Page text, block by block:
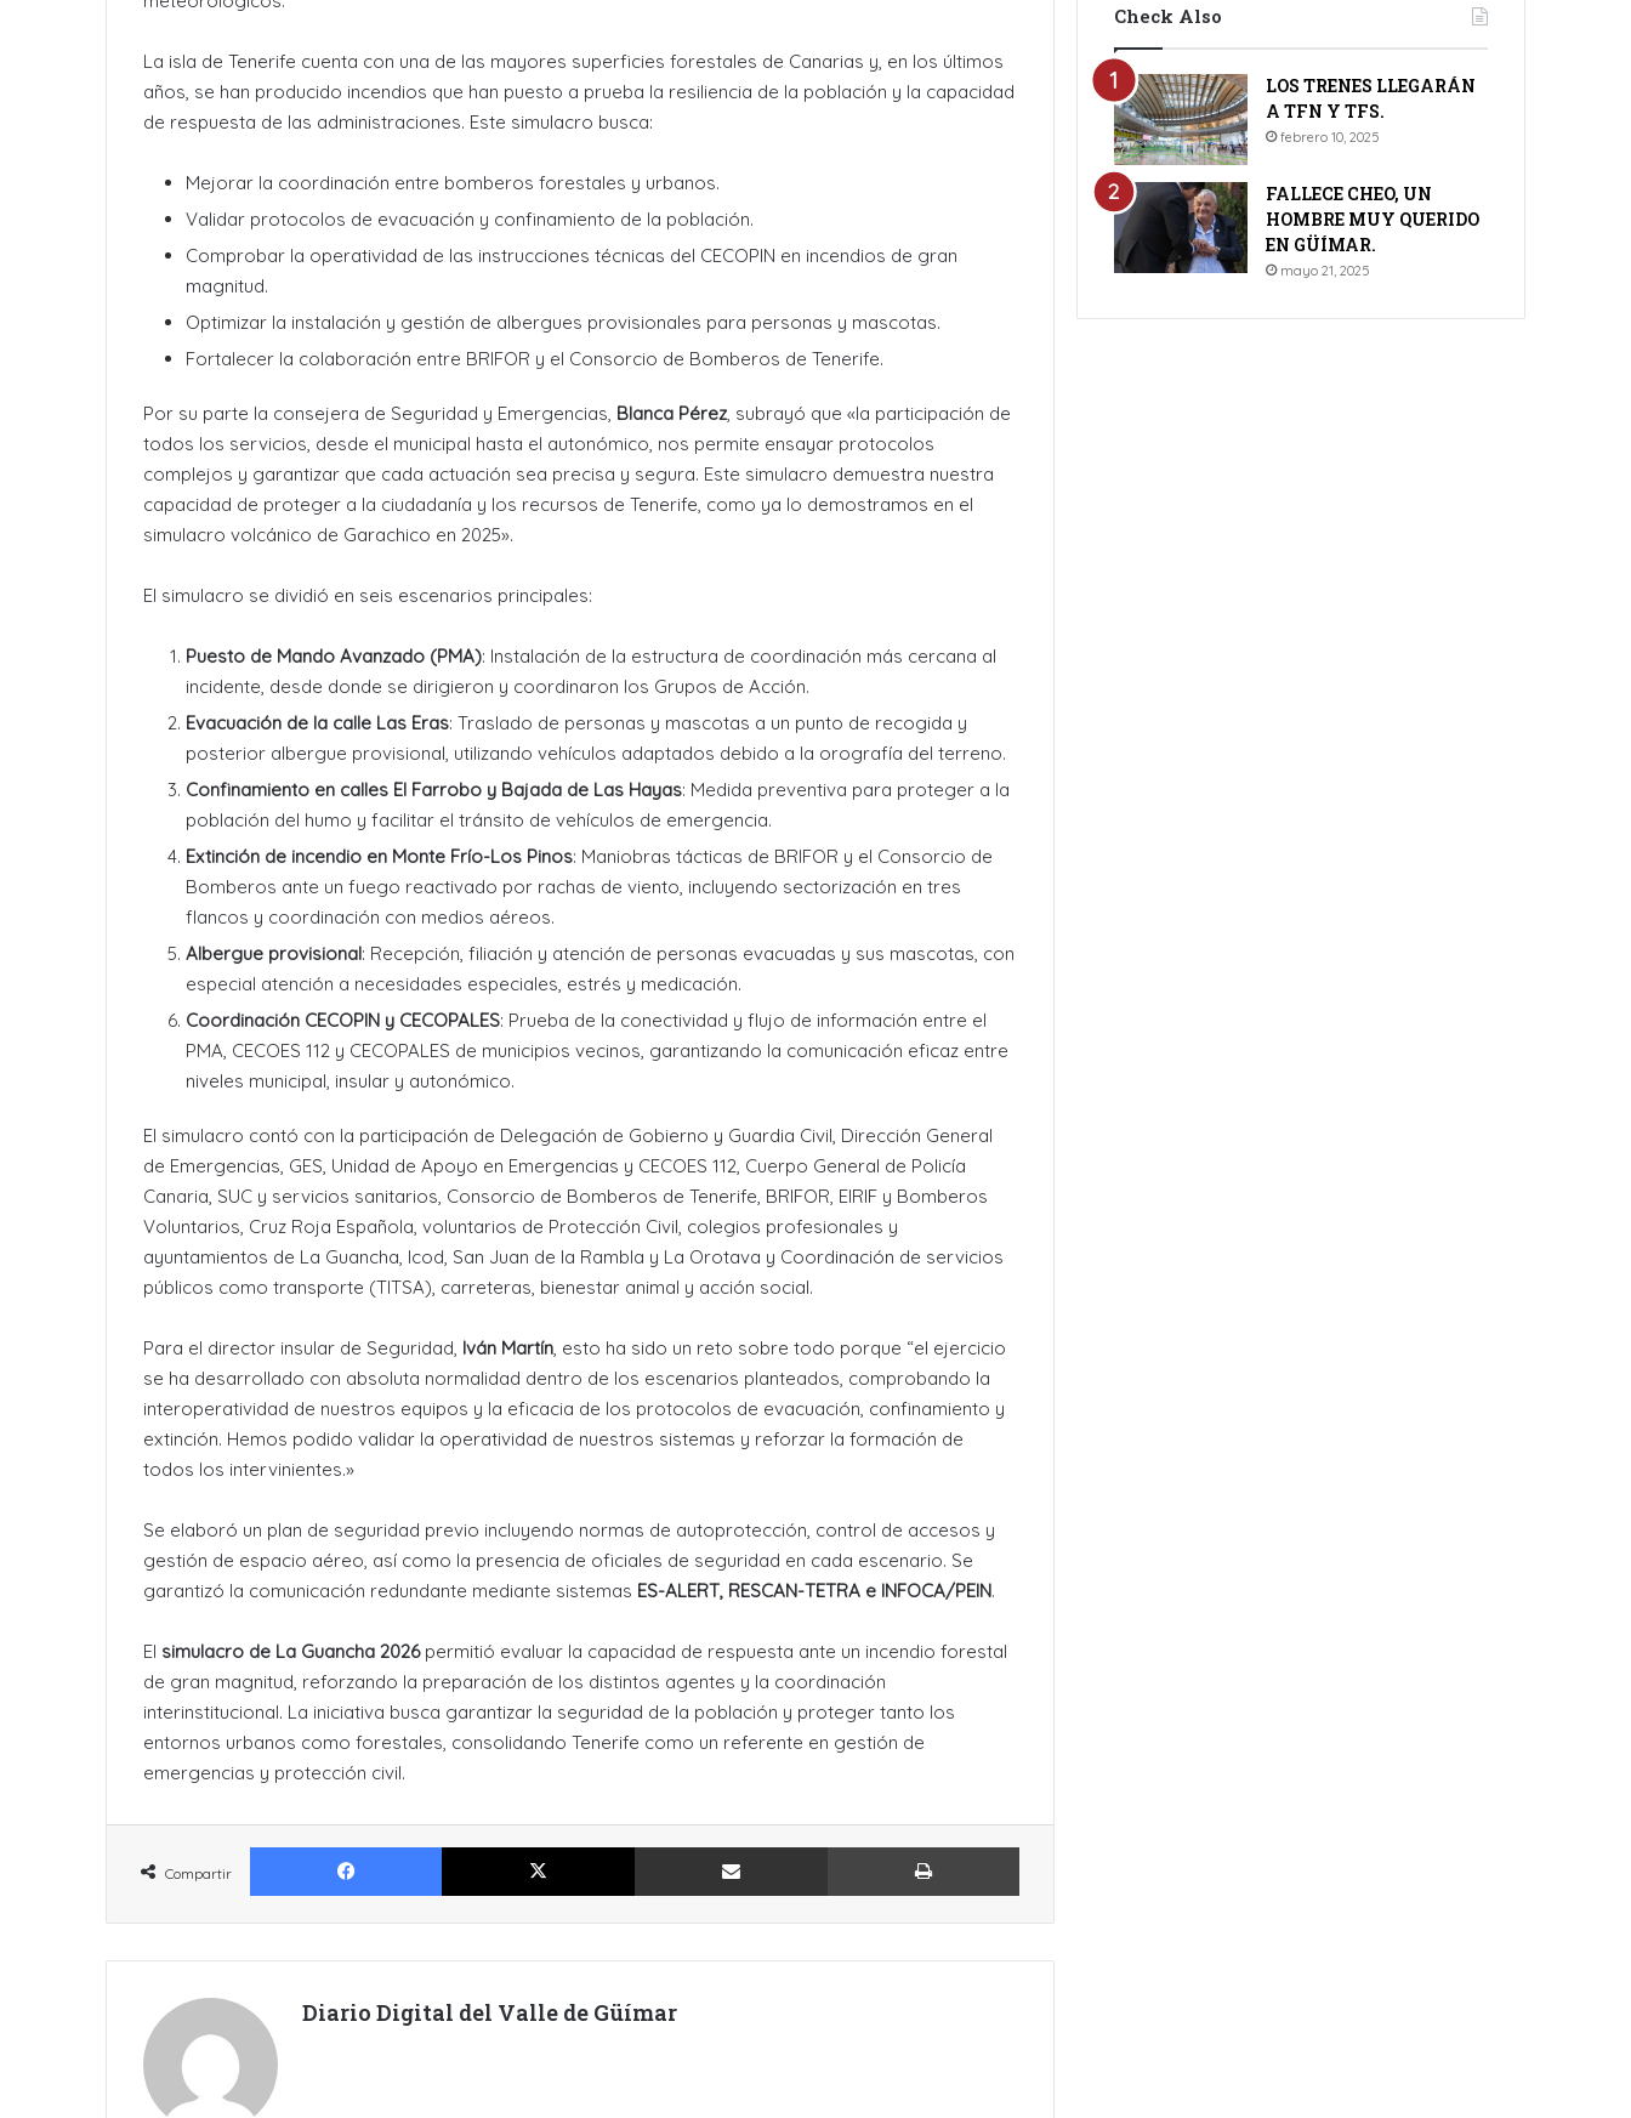
La isla de Tenerife cuenta con una de las mayores superficies forestales de Canarias y, en los últimos
años, se han producido incendios que han puesto a prueba la resiliencia de la población y la capacidad
de respuesta de las administraciones. Este simulacro busca:
Mejorar la coordinación entre bomberos forestales y urbanos.
Validar protocolos de evacuación y confinamiento de la población.
Comprobar la operatividad de las instrucciones técnicas del CECOPIN en incendios de gran
magnitud.
Optimizar la instalación y gestión de albergues provisionales para personas y mascotas.
Fortalecer la colaboración entre BRIFOR y el Consorcio de Bomberos de Tenerife.
Por su parte la consejera de Seguridad y Emergencias, Blanca Pérez, subrayó que «la participación de
todos los servicios, desde el municipal hasta el autonómico, nos permite ensayar protocolos
complejos y garantizar que cada actuación sea precisa y segura. Este simulacro demuestra nuestra
capacidad de proteger a la ciudadanía y los recursos de Tenerife, como ya lo demostramos en el
simulacro volcánico de Garachico en 2025».
El simulacro se dividió en seis escenarios principales:
Puesto de Mando Avanzado (PMA): Instalación de la estructura de coordinación más cercana al
incidente, desde donde se dirigieron y coordinaron los Grupos de Acción.
Evacuación de la calle Las Eras: Traslado de personas y mascotas a un punto de recogida y
posterior albergue provisional, utilizando vehículos adaptados debido a la orografía del terreno.
Confinamiento en calles El Farrobo y Bajada de Las Hayas: Medida preventiva para proteger a la
población del humo y facilitar el tránsito de vehículos de emergencia.
Extinción de incendio en Monte Frío-Los Pinos: Maniobras tácticas de BRIFOR y el Consorcio de
Bomberos ante un fuego reactivado por rachas de viento, incluyendo sectorización en tres
flancos y coordinación con medios aéreos.
Albergue provisional: Recepción, filiación y atención de personas evacuadas y sus mascotas, con
especial atención a necesidades especiales, estrés y medicación.
Coordinación CECOPIN y CECOPALES: Prueba de la conectividad y flujo de información entre el
PMA, CECOES 112 y CECOPALES de municipios vecinos, garantizando la comunicación eficaz entre
niveles municipal, insular y autonómico.
El simulacro contó con la participación de Delegación de Gobierno y Guardia Civil, Dirección General
de Emergencias, GES, Unidad de Apoyo en Emergencias y CECOES 112, Cuerpo General de Policía
Canaria, SUC y servicios sanitarios, Consorcio de Bomberos de Tenerife, BRIFOR, EIRIF y Bomberos
Voluntarios, Cruz Roja Española, voluntarios de Protección Civil, colegios profesionales y
ayuntamientos de La Guancha, Icod, San Juan de la Rambla y La Orotava y Coordinación de servicios
públicos como transporte (TITSA), carreteras, bienestar animal y acción social.
Para el director insular de Seguridad, Iván Martín, esto ha sido un reto sobre todo porque “el ejercicio
se ha desarrollado con absoluta normalidad dentro de los escenarios planteados, comprobando la
interoperatividad de nuestros equipos y la eficacia de los protocolos de evacuación, confinamiento y
extinción. Hemos podido validar la operatividad de nuestros sistemas y reforzar la formación de
todos los intervinientes.»
Se elaboró un plan de seguridad previo incluyendo normas de autoprotección, control de accesos y
gestión de espacio aéreo, así como la presencia de oficiales de seguridad en cada escenario. Se
garantizó la comunicación redundante mediante sistemas ES-ALERT, RESCAN-TETRA e INFOCA/PEIN.
El simulacro de La Guancha 2026permitió evaluar la capacidad de respuesta ante un incendio forestal
de gran magnitud, reforzando la preparación de los distintos agentes y la coordinación
interinstitucional. La iniciativa busca garantizar la seguridad de la población y proteger tanto los
entornos urbanos como forestales, consolidando Tenerife como un referente en gestión de
emergencias y protección civil.
Compartir
Facebook X Compartir por Email Imprimir
Diario Digital del Valle de Güímar
Check Also
LOS TRENES LLEGARÁN
A TFN Y TFS.
febrero 10, 2025
FALLECE CHEO, UN
HOMBRE MUY QUERIDO
EN GÜÍMAR.
mayo 21, 2025